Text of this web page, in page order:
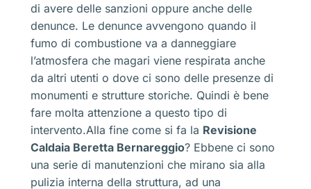
di avere delle sanzioni oppure anche delle
denunce. Le denunce avvengono quando il
fumo di combustione va a danneggiare
l’atmosfera che magari viene respirata anche
da altri utenti o dove ci sono delle presenze di
monumenti e strutture storiche. Quindi è bene
fare molta attenzione a questo tipo di
intervento.Alla fine come si fa la Revisione
Caldaia Beretta Bernareggio? Ebbene ci sono
una serie di manutenzioni che mirano sia alla
pulizia interna della struttura, ad una